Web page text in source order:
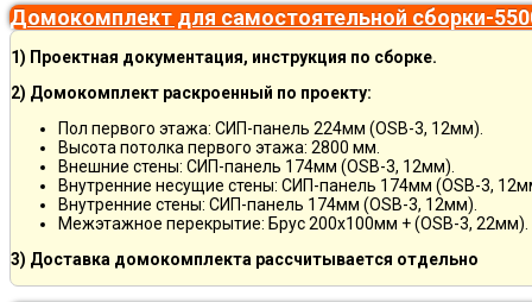
Домокомплект для самостоятельной сборки-
1) Проектная документация, инструкция по сборке.
2) Домокомплект раскроенный по проекту:
Пол первого этажа: СИП-панель 224мм (OSB-3, 12мм).
Высота потолка первого этажа: 2800 мм.
Внешние стены: СИП-панель 174мм (OSB-3, 12мм).
Внутренние несущие стены: СИП-панель 174мм (OSB-3,
Внутренние стены: СИП-панель 174мм (OSB-3, 12мм).
Межэтажное перекрытие: Брус 200х100мм + (OSB-3, 22мм).
3) Доставка домокомплекта рассчитывается отдельно